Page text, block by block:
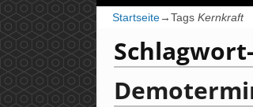
Startseite→Tags Kernkraft